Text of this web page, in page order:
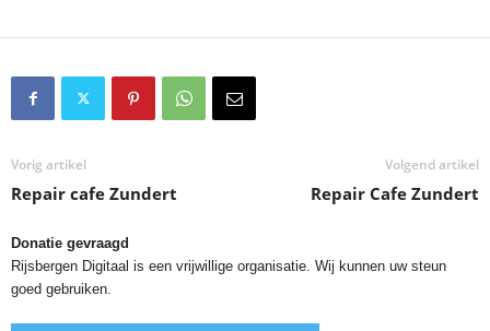
Vorig artikel
Repair cafe Zundert
Volgend artikel
Repair Cafe Zundert
Donatie gevraagd
Rijsbergen Digitaal is een vrijwillige organisatie. Wij kunnen uw steun
goed gebruiken.